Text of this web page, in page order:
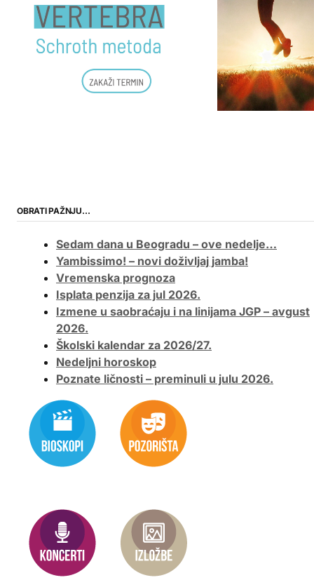
OBRATI PAŽNJU…
Sedam dana u Beogradu – ove nedelje…
Yambissimo! – novi doživljaj jamba!
Vremenska prognoza
Isplata penzija za jul 2026.
Izmene u saobraćaju i na linijama JGP – avgust
2026.
Školski kalendar za 2026/27.
Nedeljni horoskop
Poznate ličnosti – preminuli u julu 2026.